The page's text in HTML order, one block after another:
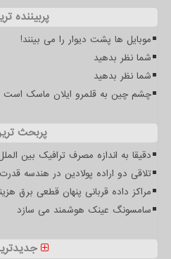
پربیننده
موبایل ها پشت دیوار را می بینند!
شما نظر بدهید
شما نظر بدهید
چشم چین به قلمرو ایلان ماسک است
پربحث
دقیقا به اندازه مصرف ترافیک بین
تلاقی دو اراده پولادین در هندسه قدرت
مراکز داده قربانی پنهان قطعی برق
سامسونگ عینک هوشمند می سازد